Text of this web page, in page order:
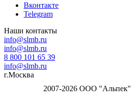
Вконтакте
Telegram
Наши контакты
info@slmb.ru
info@slmb.ru
8 800 101 65 39
info@slmb.ru
г.Москва
2007-2026 ООО "Альпек"